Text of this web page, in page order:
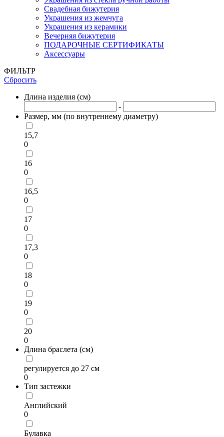
Свадебная бижутерия
Украшения из жемчуга
Украшения из керамики
Вечерняя бижутерия
ПОДАРОЧНЫЕ СЕРТИФИКАТЫ
Аксессуары
ФИЛЬТР
Сбросить
Длина изделия (см)
-
Размер, мм (по внутреннему диаметру)
15,7
0
16
0
16,5
0
17
0
17,3
0
18
0
19
0
20
0
Длина браслета (см)
регулируется до 27 см
0
Тип застежки
Английский
0
Булавка